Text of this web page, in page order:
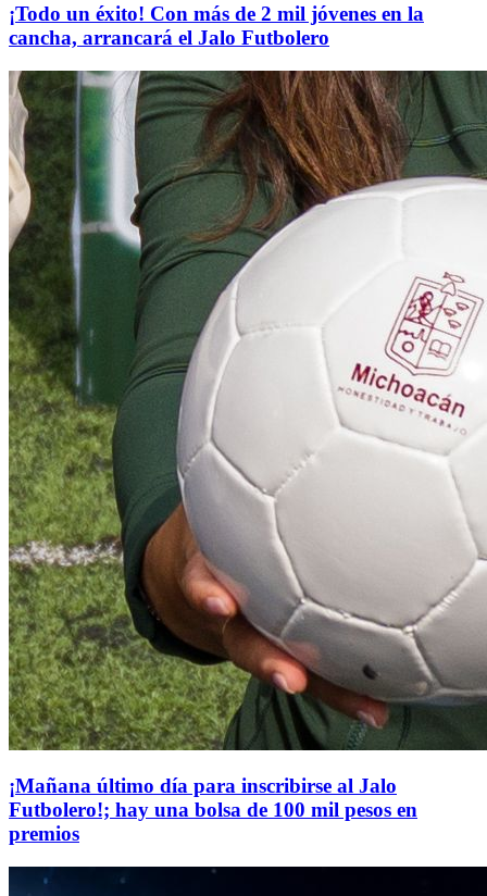
¡Todo un éxito! Con más de 2 mil jóvenes en la
cancha, arrancará el Jalo Futbolero
¡Mañana último día para inscribirse al Jalo
Futbolero!; hay una bolsa de 100 mil pesos en
premios